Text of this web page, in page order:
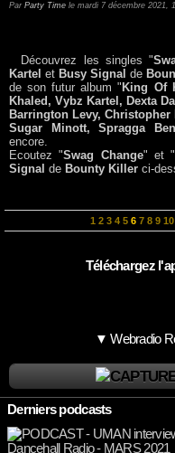
Par Party Time le mardi 7 décembre 2021,
Découvrez les singles "
Kartel et Busy Signal de
de son futur album " King Of
Khaled, Vybz Kartel, Dexta
Barrington Levy,
Sugar Minott, Spragga
encore.
Ecoutez "Swag Change" et "
Signal de Bounty Killer ci-
1 2 3 4 5 6 7 8 9 10
Téléchargez
▼ Webradio
Derniers podcasts